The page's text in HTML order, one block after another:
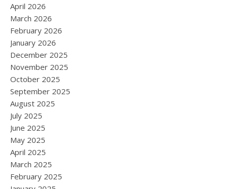
April 2026
March 2026
February 2026
January 2026
December 2025
November 2025
October 2025
September 2025
August 2025
July 2025
June 2025
May 2025
April 2025
March 2025
February 2025